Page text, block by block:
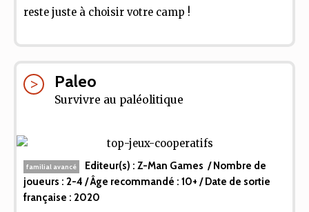
reste juste à choisir votre camp !
Paleo
Survivre au paléolitique
familial avancé Editeur(s) : Z-Man Games / Nombre de
joueurs : 2-4 / Âge recommandé : 10+ / Date de sortie
française : 2020